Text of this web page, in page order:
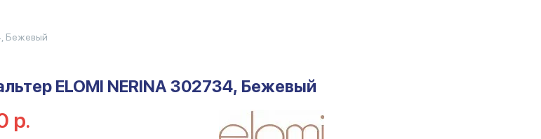
Бежевый
ELOMI NERINA 302734, Бежевый
р.